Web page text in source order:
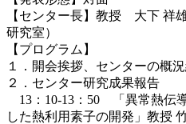
【 センター長】教授 大下 祥
研究室）
【プログラム】
１． 開会挨拶、センターの概
２．センター研究成果報告
13：10-13：50
「異常熱伝
した熱利用素子の開発」 教授